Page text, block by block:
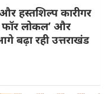
हस्तशिल्प कारीगर
फॉर लोकल’ और
बढ़ा रही उत्तराखंड